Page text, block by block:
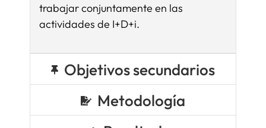
trabajar conjuntamente en las
actividades de I+D+i.
Objetivos secundarios
Metodología